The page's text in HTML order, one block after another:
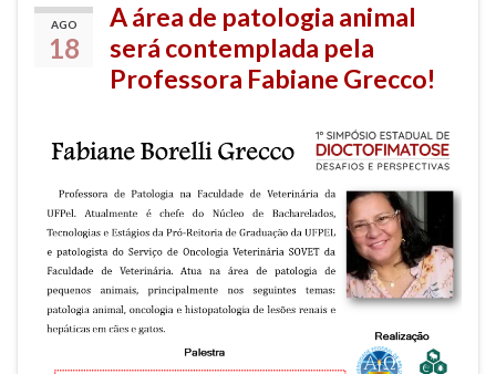
AGO
18
A área de patologia animal
será contemplada pela
Professora Fabiane Grecco!